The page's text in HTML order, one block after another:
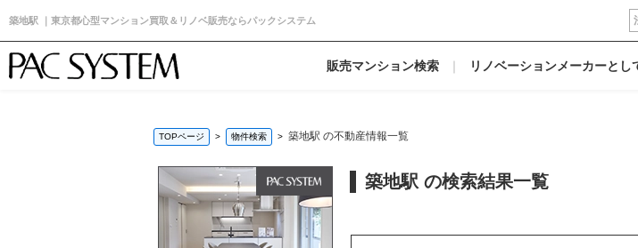
築地駅 ｜東京都心型マンション買取＆リノベ販売ならパックシステム
販売マンション検索 リノベーションメーカーとし
TOPページ 物件検索 築地駅 の不動産情報一覧
築地駅 の検索結果一覧